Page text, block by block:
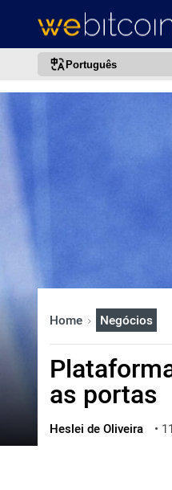
Português
한국어
العربية
ไทย
ქართული
Home Negócios
as portas
Heslei de Oliveira •